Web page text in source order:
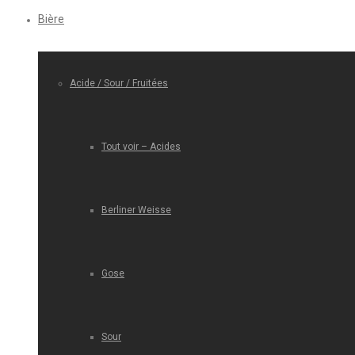
Bière
Acide / Sour / Fruitées
Tout voir – Acides
Berliner Weisse
Gose
Sour